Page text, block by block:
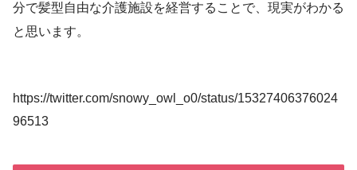
分で髪型自由な介護施設を経営することで、現実がわかる
と思います。
https://twitter.com/snowy_owl_o0/status/15327406376024
96513